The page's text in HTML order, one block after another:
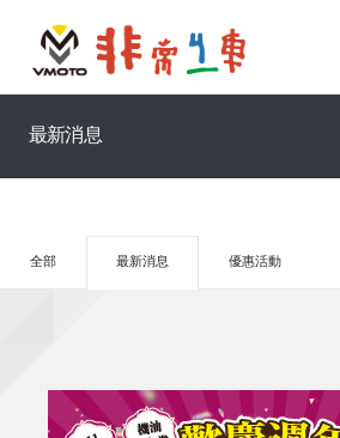
最新消息
全部 最新消息 優惠活動